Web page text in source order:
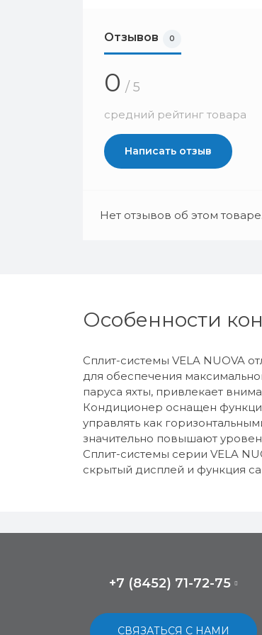
Отзывов 0
0 / 5
средний рейтинг товара
Написать отзыв
Нет отзывов об этом товаре.
Особенности
Сплит-системы VELA NUOVA
для обеспечения
паруса яхты, привлекает
Кондиционер оснащен
управлять как
значительно повышают
Сплит-системы серии VELA
скрытый дисплей и функция
+7 (8452) 71-72-75
СВЯЗАТЬСЯ С НАМИ